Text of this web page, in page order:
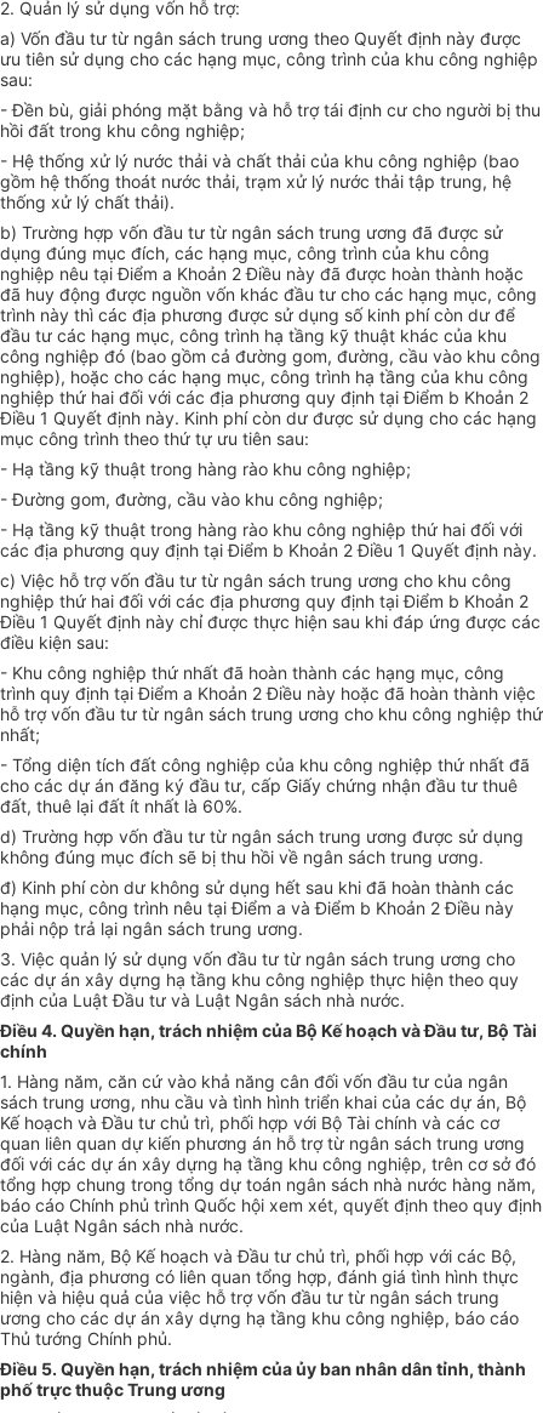
2. Quản lý sử dụng vốn hỗ trợ:
a) Vốn đầu tư từ ngân sách trung ương theo Quyết định này được
ưu tiên sử dụng cho các hạng mục, công trình của khu công nghiệp
sau:
- Đền bù, giải phóng mặt bằng và hỗ trợ tái định cư cho người bị thu
hồi đất trong khu công nghiệp;
- Hệ thống xử lý nước thải và chất thải của khu công nghiệp (bao
gồm hệ thống thoát nước thải, trạm xử lý nước thải tập trung, hệ
thống xử lý chất thải).
b) Trường hợp vốn đầu tư từ ngân sách trung ương đã được sử
dụng đúng mục đích, các hạng mục, công trình của khu công
nghiệp nêu tại Điểm a Khoản 2 Điều này đã được hoàn thành hoặc
đã huy động được nguồn vốn khác đầu tư cho các hạng mục, công
trình này thì các địa phương được sử dụng số kinh phí còn dư để
đầu tư các hạng mục, công trình hạ tầng kỹ thuật khác của khu
công nghiệp đó (bao gồm cả đường gom, đường, cầu vào khu công
nghiệp), hoặc cho các hạng mục, công trình hạ tầng của khu công
nghiệp thứ hai đối với các địa phương quy định tại Điểm b Khoản 2
Điều 1 Quyết định này. Kinh phí còn dư được sử dụng cho các hạng
mục công trình theo thứ tự ưu tiên sau:
- Hạ tầng kỹ thuật trong hàng rào khu công nghiệp;
- Đường gom, đường, cầu vào khu công nghiệp;
- Hạ tầng kỹ thuật trong hàng rào khu công nghiệp thứ hai đối với
các địa phương quy định tại Điểm b Khoản 2 Điều 1 Quyết định này.
c) Việc hỗ trợ vốn đầu tư từ ngân sách trung ương cho khu công
nghiệp thứ hai đối với các địa phương quy định tại Điểm b Khoản 2
Điều 1 Quyết định này chỉ được thực hiện sau khi đáp ứng được các
điều kiện sau:
- Khu công nghiệp thứ nhất đã hoàn thành các hạng mục, công
trình quy định tại Điểm a Khoản 2 Điều này hoặc đã hoàn thành việc
hỗ trợ vốn đầu tư từ ngân sách trung ương cho khu công nghiệp thứ
nhất;
- Tổng diện tích đất công nghiệp của khu công nghiệp thứ nhất đã
cho các dự án đăng ký đầu tư, cấp Giấy chứng nhận đầu tư thuê
đất, thuê lại đất ít nhất là 60%.
d) Trường hợp vốn đầu tư từ ngân sách trung ương được sử dụng
không đúng mục đích sẽ bị thu hồi về ngân sách trung ương.
đ) Kinh phí còn dư không sử dụng hết sau khi đã hoàn thành các
hạng mục, công trình nêu tại Điểm a và Điểm b Khoản 2 Điều này
phải nộp trả lại ngân sách trung ương.
3. Việc quản lý sử dụng vốn đầu tư từ ngân sách trung ương cho
các dự án xây dựng hạ tầng khu công nghiệp thực hiện theo quy
định của Luật Đầu tư và Luật Ngân sách nhà nước.
Điều 4. Quyền hạn, trách nhiệm của Bộ Kế hoạch và Đầu tư, Bộ Tài
chính
1. Hàng năm, căn cứ vào khả năng cân đối vốn đầu tư của ngân
sách trung ương, nhu cầu và tình hình triển khai của các dự án, Bộ
Kế hoạch và Đầu tư chủ trì, phối hợp với Bộ Tài chính và các cơ
quan liên quan dự kiến phương án hỗ trợ từ ngân sách trung ương
đối với các dự án xây dựng hạ tầng khu công nghiệp, trên cơ sở đó
tổng hợp chung trong tổng dự toán ngân sách nhà nước hàng năm,
báo cáo Chính phủ trình Quốc hội xem xét, quyết định theo quy định
của Luật Ngân sách nhà nước.
2. Hàng năm, Bộ Kế hoạch và Đầu tư chủ trì, phối hợp với các Bộ,
ngành, địa phương có liên quan tổng hợp, đánh giá tình hình thực
hiện và hiệu quả của việc hỗ trợ vốn đầu tư từ ngân sách trung
ương cho các dự án xây dựng hạ tầng khu công nghiệp, báo cáo
Thủ tướng Chính phủ.
Điều 5. Quyền hạn, trách nhiệm của ủy ban nhân dân tỉnh, thành
phố trực thuộc Trung ương